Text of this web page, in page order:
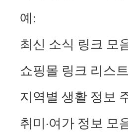
예:
최신 소식 링크 모
쇼핑몰 링크 리스트
지역별 생활 정보
취미·여가 정보 모